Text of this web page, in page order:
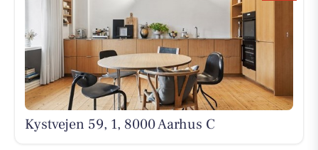
Kystvejen 59, 1, 8000 Aarhus C